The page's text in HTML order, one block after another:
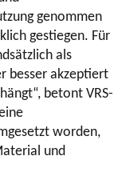
genommen
gestiegen. Für
als
besser akzeptiert
betont VRS-
worden,
und